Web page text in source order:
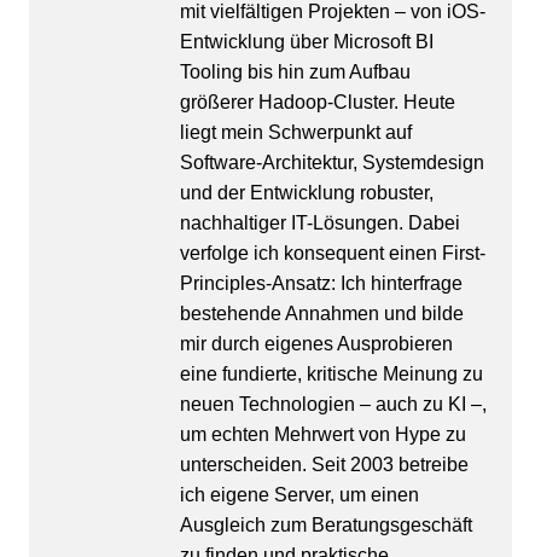
mit vielfältigen Projekten – von iOS-
Entwicklung über Microsoft BI
Tooling bis hin zum Aufbau
größerer Hadoop-Cluster. Heute
liegt mein Schwerpunkt auf
Software-Architektur, Systemdesign
und der Entwicklung robuster,
nachhaltiger IT-Lösungen. Dabei
verfolge ich konsequent einen First-
Principles-Ansatz: Ich hinterfrage
bestehende Annahmen und bilde
mir durch eigenes Ausprobieren
eine fundierte, kritische Meinung zu
neuen Technologien – auch zu KI –,
um echten Mehrwert von Hype zu
unterscheiden. Seit 2003 betreibe
ich eigene Server, um einen
Ausgleich zum Beratungsgeschäft